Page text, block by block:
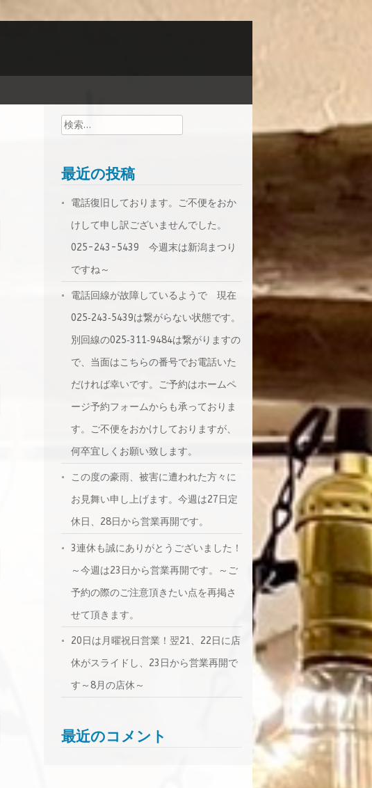
検
索:
最近の投稿
電話復旧しております。ご不便をおか
けして申し訳ございませんでした。
025-243-5439 今週末は新潟まつり
ですね～
電話回線が故障しているようで 現在
025‐243‐5439は繋がらない状態です。
別回線の025‐311‐9484は繋がりますの
で、当面はこちらの番号でお電話いた
だければ幸いです。ご予約はホームペ
ージ予約フォームからも承っておりま
す。ご不便をおかけしておりますが、
何卒宜しくお願い致します。
この度の豪雨、被害に遭われた方々に
お見舞い申し上げます。今週は27日定
休日、28日から営業再開です。
3連休も誠にありがとうございました！
～今週は23日から営業再開です。～ご
予約の際のご注意頂きたい点を再掲さ
せて頂きます。
20日は月曜祝日営業！翌21、22日に店
休がスライドし、23日から営業再開で
す～8月の店休～
最近のコメント